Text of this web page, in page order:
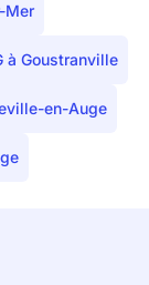
Mer
à Goustranville
en-Auge